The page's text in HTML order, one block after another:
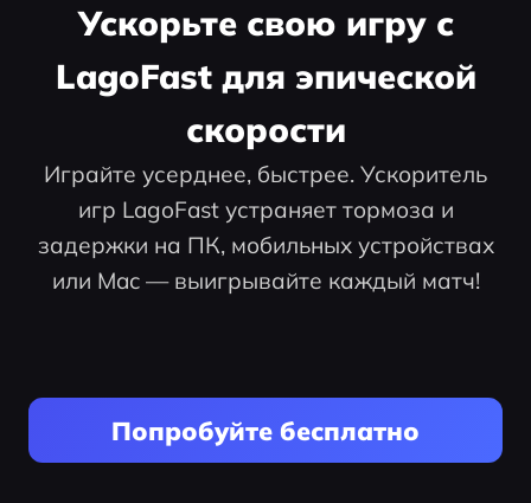
Ускорьте свою игру с
LagoFast для эпической
скорости
Играйте усерднее, быстрее. Ускоритель
игр LagoFast устраняет тормоза и
задержки на ПК, мобильных устройствах
или Mac — выигрывайте каждый матч!
Попробуйте бесплатно